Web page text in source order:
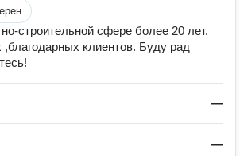
строительной сфере более 20 лет.
клиентов. Буду рад
—
—